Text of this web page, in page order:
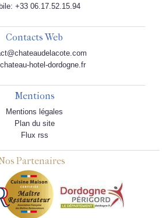
+33 06.17.52.15.94
Contacts Web
hotel-dordogne.fr
Mentions
Mentions légales
Plan du site
Flux rss
Partenaires